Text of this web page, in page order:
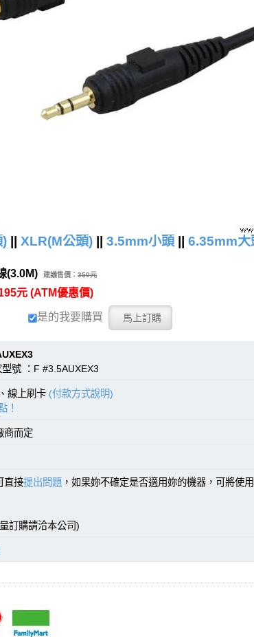
|| XLR(M公頭)|| 3.5mm小頭|| 6.35mm大
(3.0M) 建議售價： 350元
元 (ATM優惠價)
是的我要購買
號 ：F #3.5AUXEX3
線上刷卡 (付款方式說明)
！
商而定
直接提出問題 ，如果妳不確定是否適用妳的機器，可將使
訂購請洽本公司)